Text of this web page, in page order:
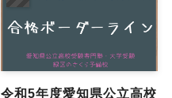
令和5年度愛知県公立高校